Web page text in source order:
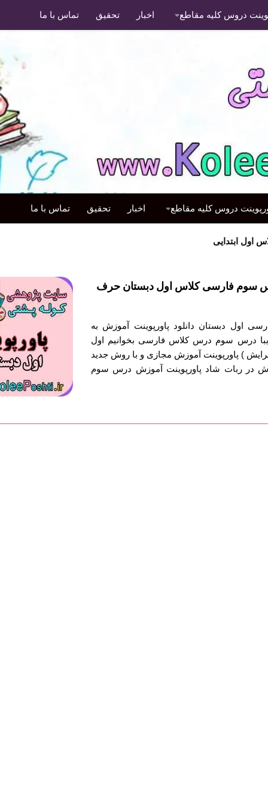
دروس کلیه مقاطع اخبار تحقیق تماس با ما
دروس کلیه مقاطع اخبار تحقیق تماس با ما
ابتدایی
سوم فارسی کلاس اول دبستان حرف
اول دبستان دانلود پاورپوینت آموزش به
درس سوم درس کلاس فارسی بخوانیم اول
) پاورپوینت آموزش مجازی و با روش جدید
در ربات شاد پاورپوینت آموزش درس سوم